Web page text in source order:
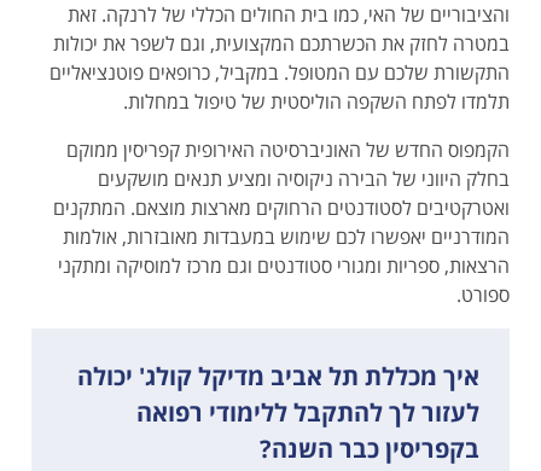
והציבוריים של האי, כמו בית החולים הכללי של לרנקה. זאת
במטרה לחזק את הכשרתכם המקצועית, וגם לשפר את יכולות
התקשורת שלכם עם המטופל. במקביל, כרופאים פוטנציאליים
תלמדו לפתח השקפה הוליסטית של טיפול במחלות.
הקמפוס החדש של האוניברסיטה האירופית קפריסין ממוקם
בחלק היווני של הבירה ניקוסיה ומציע תנאים מושקעים
ואטרקטיבים לסטודנטים הרחוקים מארצות מוצאם. המתקנים
המודרניים יאפשרו לכם שימוש במעבדות מאובזרות, אולמות
הרצאות, ספריות ומגורי סטודנטים וגם מרכז למוסיקה ומתקני
ספורט.
איך מכללת תל אביב מדיקל קולג' יכולה
לעזור לך להתקבל ללימודי רפואה
בקפריסין כבר השנה?